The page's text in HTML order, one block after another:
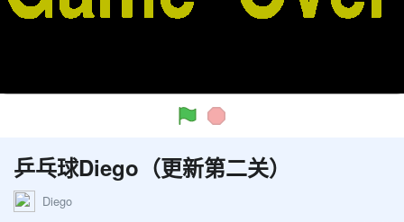
乒乓球Diego（更新第二关）
Diego